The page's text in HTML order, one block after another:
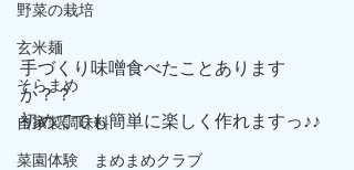
野菜の栽培
玄米麺
そらまめ
自家製調味料
菜園体験 まめまめクラブ
手づくり味噌食べたことあります
か？？
初めてでも簡単に楽しく作れますっ♪♪